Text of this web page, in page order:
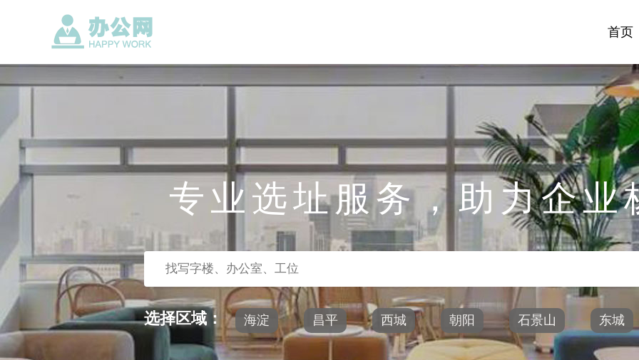
首页
专业选址服务，助力企业
选择区域： 海淀 昌平 西城 朝阳 石景山 东城